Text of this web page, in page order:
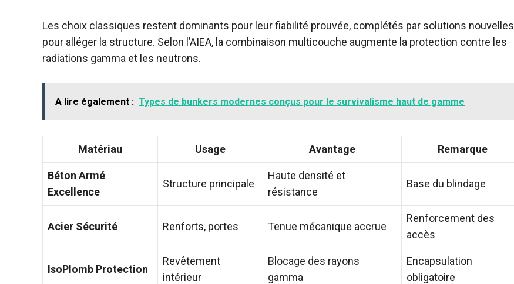
Les choix classiques restent dominants pour leur fiabilité prouvée, complétés par solutions nouvelles
pour alléger la structure. Selon l’AIEA, la combinaison multicouche augmente la protection contre les
radiations gamma et les neutrons.
A lire également : Types de bunkers modernes conçus pour le survivalisme haut de gamme
Matériau Usage Avantage Remarque
Béton Armé
Excellence
Structure principale
Haute densité et
résistance
Base du blindage
Acier Sécurité Renforts, portes Tenue mécanique accrue
Renforcement des
accès
IsoPlomb Protection
Revêtement
intérieur
Blocage des rayons
gamma
Encapsulation
obligatoire